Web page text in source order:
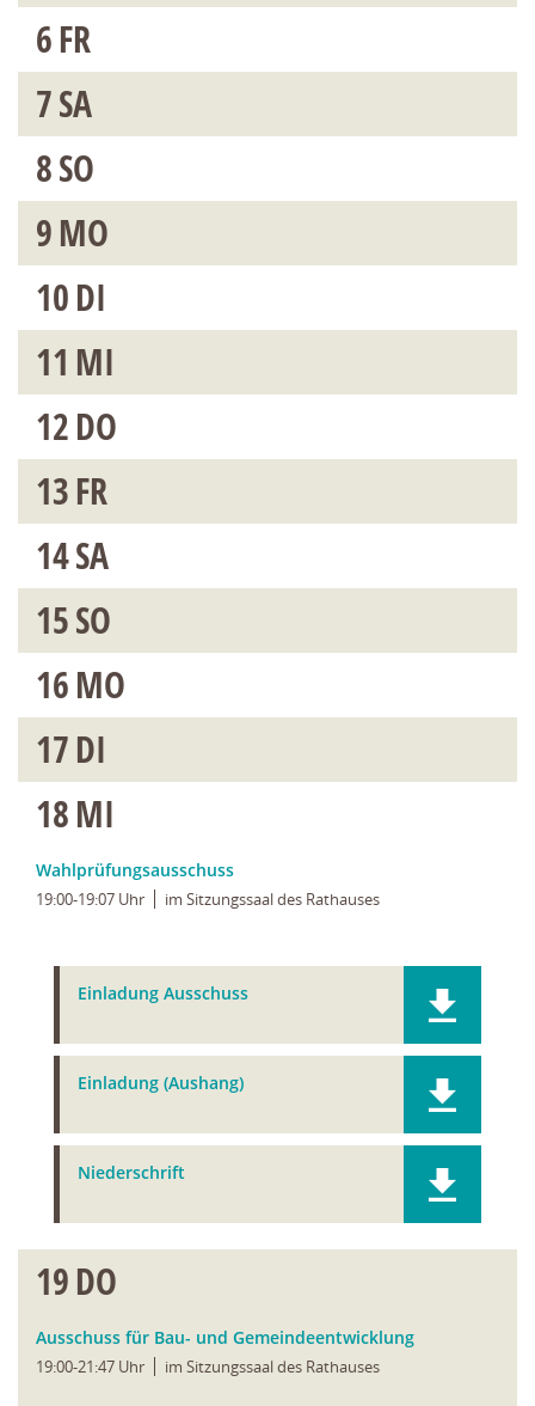
6FR
7SA
8SO
9MO
10DI
11 MI
12DO
13FR
14SA
15SO
16MO
17DI
18MI
Wahlprüfungsausschuss
19:00-19:07 Uhr im Sitzungssaal des Rathauses
Einladung Ausschuss
Einladung (Aushang)
Niederschrift
19DO
Ausschuss für Bau- und Gemeindeentwicklung
19:00-21:47 Uhr im Sitzungssaal des Rathauses